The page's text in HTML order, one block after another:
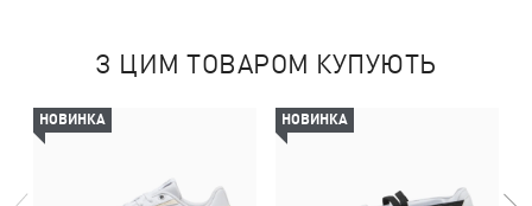
З ЦИМ ТОВАРОМ КУПУЮТЬ
НОВИНКА НОВИНКА